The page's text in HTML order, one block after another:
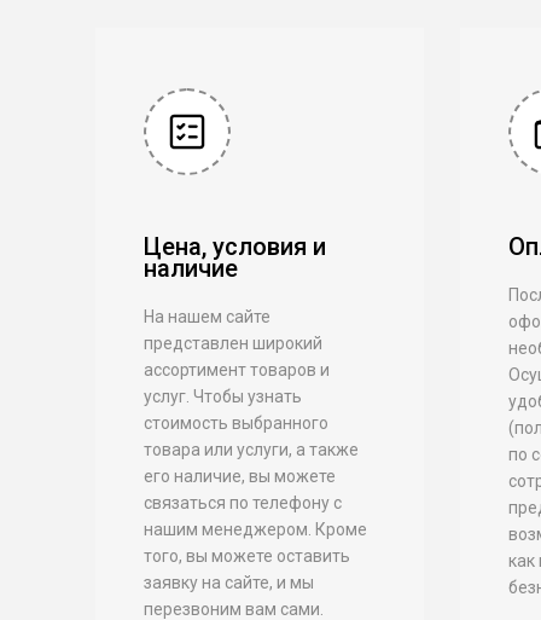
Цена, условия и
наличие
На нашем сайте
представлен широкий
ассортимент товаров и
услуг. Чтобы узнать
стоимость выбранного
товара или услуги, а также
его наличие, вы можете
связаться по телефону с
нашим менеджером. Кроме
того, вы можете оставить
заявку на сайте, и мы
перезвоним вам сами.
по
как